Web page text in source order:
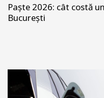
Paște 2026: cât costă
București